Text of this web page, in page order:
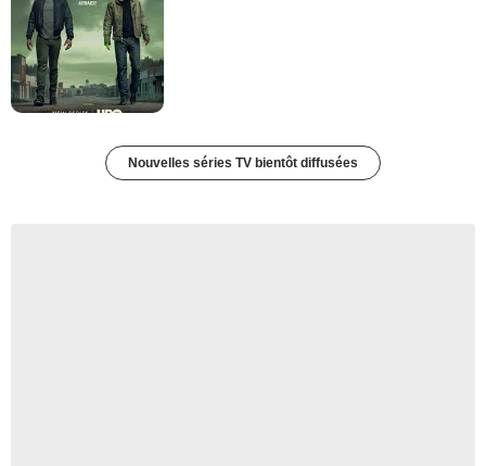
Nouvelles séries TV bientôt diffusées